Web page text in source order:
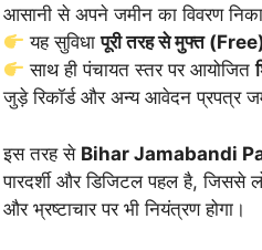
आसानी से अपने जमीन का विवरण
यह सुविधापूरी तरह से मुफ्त
साथ ही पंचायत स्तर पर आयोजित
जुड़े रिकॉर्ड और अन्य आवेदन प्रपत्र
इस तरह से Bihar Jamabandi
पारदर्शी और डिजिटल पहल है, जिससे
और भ्रष्टाचार पर भी नियंत्रण होगा।